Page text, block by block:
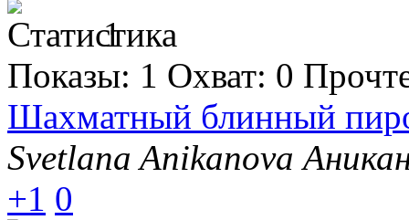
1
Показы: 1 Охват: 0
Шахматный блинный
Svetlana Anikanova
+1 0